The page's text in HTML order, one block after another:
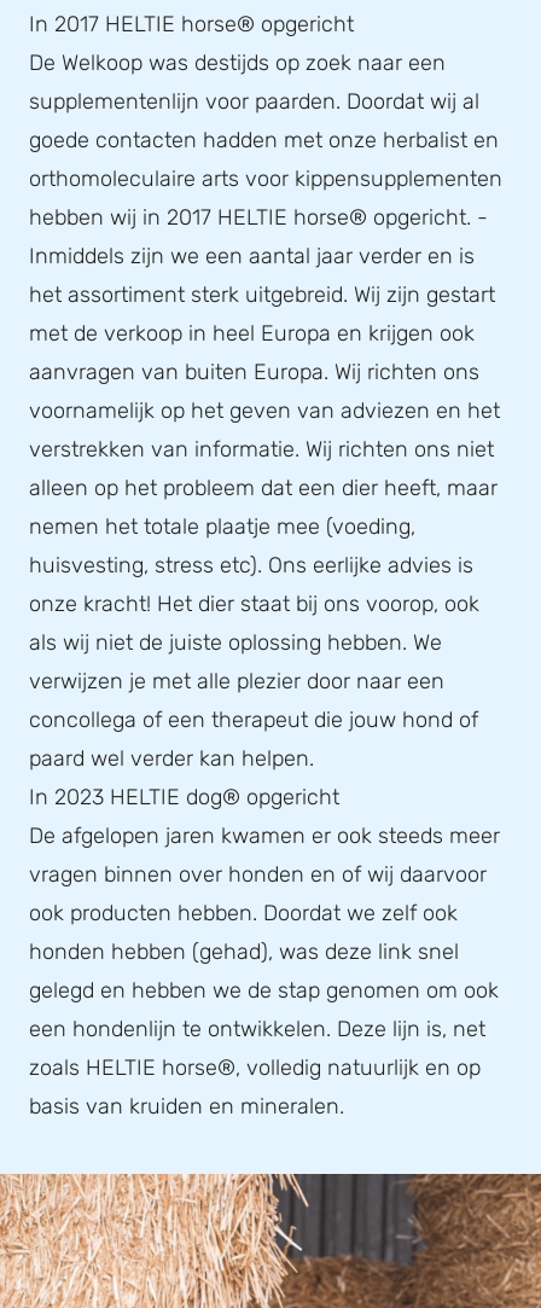
In 2017 HELTIE horse® opgericht
De Welkoop was destijds op zoek naar een
supplementenlijn voor paarden. Doordat wij al
goede contacten hadden met onze herbalist en
orthomoleculaire arts voor kippensupplementen
hebben wij in 2017 HELTIE horse® opgericht. -
Inmiddels zijn we een aantal jaar verder en is
het assortiment sterk uitgebreid. Wij zijn gestart
met de verkoop in heel Europa en krijgen ook
aanvragen van buiten Europa. Wij richten ons
voornamelijk op het geven van adviezen en het
verstrekken van informatie. Wij richten ons niet
alleen op het probleem dat een dier heeft, maar
nemen het totale plaatje mee (voeding,
huisvesting, stress etc). Ons eerlijke advies is
onze kracht! Het dier staat bij ons voorop, ook
als wij niet de juiste oplossing hebben. We
verwijzen je met alle plezier door naar een
concollega of een therapeut die jouw hond of
paard wel verder kan helpen.
In 2023 HELTIE dog® opgericht
De afgelopen jaren kwamen er ook steeds meer
vragen binnen over honden en of wij daarvoor
ook producten hebben. Doordat we zelf ook
honden hebben (gehad), was deze link snel
gelegd en hebben we de stap genomen om ook
een hondenlijn te ontwikkelen. Deze lijn is, net
zoals HELTIE horse®, volledig natuurlijk en op
basis van kruiden en mineralen.